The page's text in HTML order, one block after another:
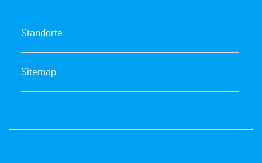
Standorte
Sitemap